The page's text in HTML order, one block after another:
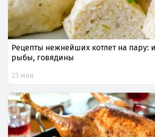
Рецепты нежнейших котлет на пару:
рыбы, говядины
23 мая